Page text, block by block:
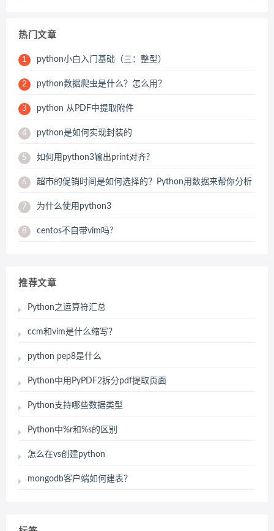
热门文章
1 python小白入门基础（三：整型）
2 python数据爬虫是什么？怎么用？
3 python 从PDF中提取附件
4 python是如何实现封装的
5 如何用python3输出print对齐?
6 超市的促销时间是如何选择的？Python用数据来帮你分析
7 为什么使用python3
8 centos不自带vim吗?
推荐文章
Python之运算符汇总
ccm和vim是什么缩写？
python pep8是什么
Python中用PyPDF2拆分pdf提取页面
Python支持哪些数据类型
Python中%r和%s的区别
怎么在vs创建python
mongodb客户端如何建表？